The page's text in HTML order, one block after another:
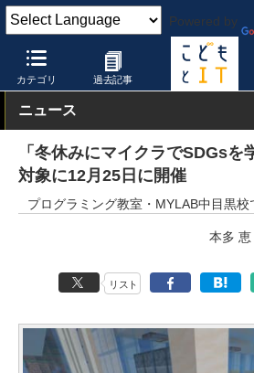
Powered by
カテゴリ 過去記事
こどもとIT イベント・セミナー
ニュース
「冬休みにマイクラでSDGsを
対象に12月25日に開催
プログラミング教室・MYLAB中目黒校
本多 恵
リスト